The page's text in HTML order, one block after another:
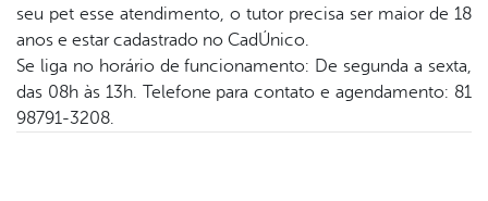
seu pet esse atendimento, o tutor precisa ser maior de 18
anos e estar cadastrado no CadÚnico.
Se liga no horário de funcionamento: De segunda a sexta,
das 08h às 13h. Telefone para contato e agendamento: 81
98791-3208.